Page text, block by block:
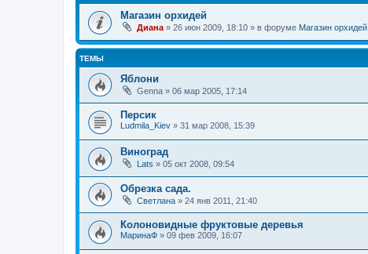
Магазин орхидей
Диана » 26 июн 2009, 18:10 » в форуме Магазин орхидей
ТЕМЫ
Яблони
Genna » 06 мар 2005, 17:14
Персик
Ludmila_Kiev » 31 мар 2008, 15:39
Виноград
Lats » 05 окт 2008, 09:54
Обрезка сада.
Светлана » 24 янв 2011, 21:40
Колоновидные фруктовые деревья
МаринаФ » 09 фев 2009, 16:07